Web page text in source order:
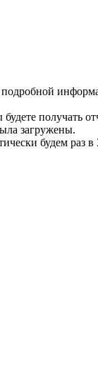
загружены.
будем раз